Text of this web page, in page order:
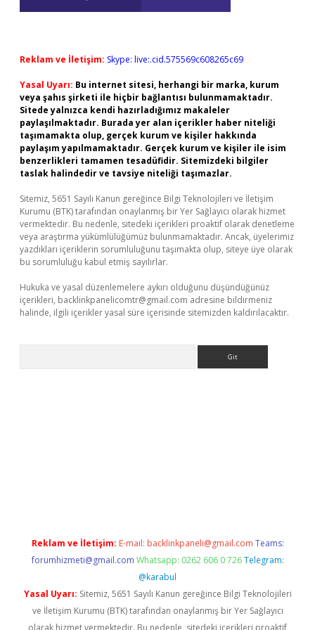
Reklam ve İletişim: Skype: live:.cid.575569c608265c69
Yasal Uyarı: Bu internet sitesi, herhangi bir marka, kurum
veya şahıs şirketi ile hiçbir bağlantısı bulunmamaktadır.
Sitede yalnızca kendi hazırladığımız makaleler
paylaşılmaktadır. Burada yer alan içerikler haber niteliği
taşımamakta olup, gerçek kurum ve kişiler hakkında
paylaşım yapılmamaktadır. Gerçek kurum ve kişiler ile isim
benzerlikleri tamamen tesadüfidir. Sitemizdeki bilgiler
taslak halindedir ve tavsiye niteliği taşımazlar.
Sitemiz, 5651 Sayılı Kanun gereğince Bilgi Teknolojileri ve İletişim
Kurumu (BTK) tarafından onaylanmış bir Yer Sağlayıcı olarak hizmet
vermektedir. Bu nedenle, sitedeki içerikleri proaktif olarak denetleme
veya araştırma yükümlülüğümüz bulunmamaktadır. Ancak, üyelerimiz
yazdıkları içeriklerin sorumluluğunu taşımakta olup, siteye üye olarak
bu sorumluluğu kabul etmiş sayılırlar.
Hukuka ve yasal düzenlemelere aykırı olduğunu düşündüğünüz
içerikleri, backlinkpanelicomtr@gmail.com adresine bildirmeniz
halinde, ilgili içerikler yasal süre içerisinde sitemizden kaldırılacaktır.
Reklam ve İletişim: E-mail: backlinkpaneli@gmail.com Teams:
forumhizmeti@gmail.com Whatsapp: 0262 606 0 726 Telegram:
@karabul
Yasal Uyarı: Sitemiz, 5651 Sayılı Kanun gereğince Bilgi Teknolojileri
ve İletişim Kurumu (BTK) tarafından onaylanmış bir Yer Sağlayıcı
olarak hizmet vermektedir. Bu nedenle, sitedeki içerikleri proaktif